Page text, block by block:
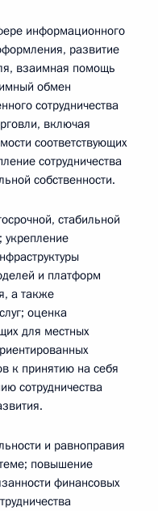
информационного
развитие
взаимная помощь
обмен
сотрудничества
включая
соответствующих
сотрудничества
собственности.
стабильной
укрепление
и платформ
а также
оценка
для местных
к принятию на себя
сотрудничества
и равноправия
повышение
финансовых